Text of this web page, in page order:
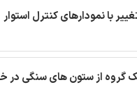
با نمودارهای کنترل استوار
گروه از ستون های سنگی در